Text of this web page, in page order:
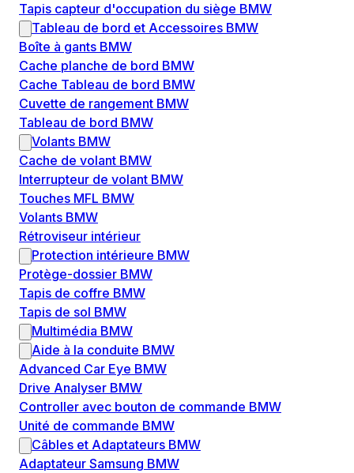
Tapis capteur d'occupation du siège BMW
Tableau de bord et Accessoires BMW
Boîte à gants BMW
Cache planche de bord BMW
Cache Tableau de bord BMW
Cuvette de rangement BMW
Tableau de bord BMW
Volants BMW
Cache de volant BMW
Interrupteur de volant BMW
Touches MFL BMW
Volants BMW
Rétroviseur intérieur
Protection intérieure BMW
Protège-dossier BMW
Tapis de coffre BMW
Tapis de sol BMW
Multimédia BMW
Aide à la conduite BMW
Advanced Car Eye BMW
Drive Analyser BMW
Controller avec bouton de commande BMW
Unité de commande BMW
Câbles et Adaptateurs BMW
Adaptateur Samsung BMW